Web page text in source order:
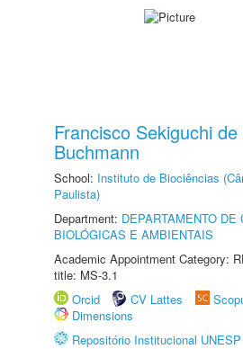
Francisco Sekiguchi
Buchmann
School: Instituto de Biociências
Paulista)
Department: DEPARTAMENTO DE
BIOLÓGICAS E AMBIENTAIS
Academic Appointment Category:
title: MS-3.1
Orcid
CV Lattes
Dimensions
Repositório Institucional UNESP